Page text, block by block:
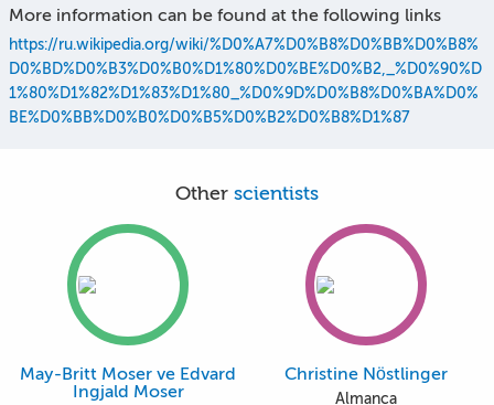
More information can be found at the following links
https://ru.wikipedia.org/wiki/%D0%A7%D0%B8%D0%BB%D0%B8%
D0%BD%D0%B3%D0%B0%D1%80%D0%BE%D0%B2,_%D0%90%D
1%80%D1%82%D1%83%D1%80_%D0%9D%D0%B8%D0%BA%D0%
BE%D0%BB%D0%B0%D0%B5%D0%B2%D0%B8%D1%87
Other scientists
May-Britt Moser ve Edvard
Ingjald Moser
Christine Nöstlinger
Almanca